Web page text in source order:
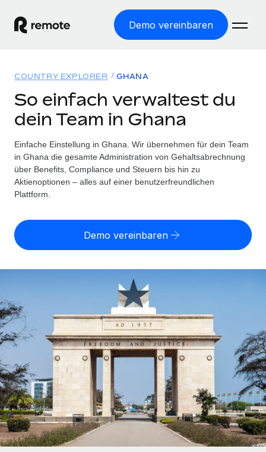
Demo vereinbaren
WELTWEITE BESCHÄFTIGUNG
Globale Payroll
Einfache, rechtssicher Payroll
Employer of Record
Weltweites Wachstum ohne Kosten für Niederlassungen
Contractor of Record
Rechtssichere, weltweite Arbeit mit Freelancer:innen
Globales Onboarding und Verwalten von
Auslagern von komplexen HR-Aufgaben
INFRASTRUKTUR
Remote Embedded
Nahtlose Integration der HR in bestehende Abläufe
Plattform
Integrierte HR-Kernfunktionen für dein Team
Lösungen
WELTWEITE ABDECKUNG
Country Explorer
Länderspezifische Unterstützung bei der Einstellung
Einfache Einstellung in allen US-Bundesstaaten
Startups
Agile HR- und Payroll-Lösungen für wachsende
Unternehmen
Mittelstand
Maßgeschneiderte HR-Lösungen, um Teams zu
vergrößern
Enterprise
Globale HR für Konzerne und Großunternehmen
Ressourcen
TOOLS UND RECHNER
Scheinselbstständigkeitsrisiko berechnen
Personalkostenrechner
Gesamtbeschäftigungskosten
Honorarzahlungen berechnen
Informationen zu möglichen Währungen und
Abwicklungsfristen für globale Freelancer:innen
LERNEN MIT REMOTE
Forschung und Leitfäden
Fallstudien
HR-Glossar
Preise
Français
Deutsch
Español
Italiano
Português (Portugal)
Anmelden
COUNTRY EXPLORER GHANA
So einfach verwaltest du
dein Team in Ghana
Einfache Einstellung in Ghana. Wir übernehmen für dein Team
in Ghana die gesamte Administration von Gehaltsabrechnung
über Benefits, Compliance und Steuern bis hin zu
Aktienoptionen – alles auf einer benutzerfreundlichen
Plattform.
Demo vereinbaren